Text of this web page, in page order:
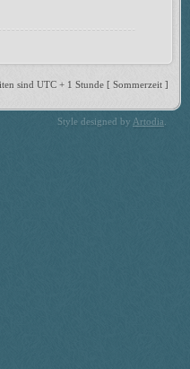
sind UTC + 1 Stunde [ Sommerzeit ]
Style designed by Artodia